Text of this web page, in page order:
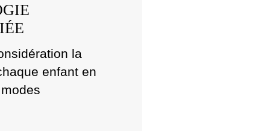
la
enfant en